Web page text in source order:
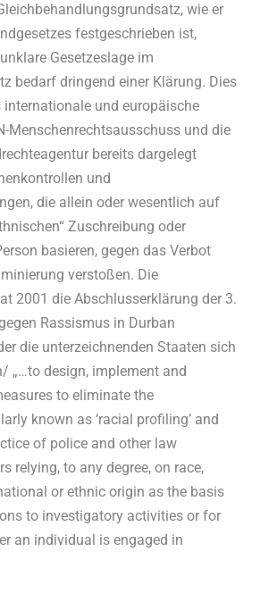
wie er
festgeschrieben ist,
Gesetzeslage im
bedarf dringend einer Klärung. Dies
und europäische
Menschenrechtsausschuss und die
bereits dargelegt
und
die allein oder wesentlich auf
Zuschreibung oder
basieren, gegen das Verbot
verstoßen. Die
2001 die Abschlusserklärung der 3.
Rassismus in Durban
die unterzeichnenden Staaten sich
„…to design, implement and
to eliminate the
known as ‘racial profiling’ and
of police and other law
relying, to any degree, on race,
or ethnic origin as the basis
to investigatory activities or for
an individual is engaged in